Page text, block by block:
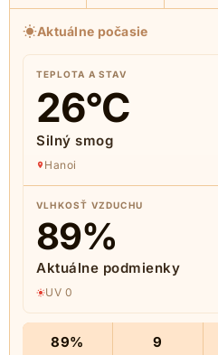
Aktuálne počasie
TEPLOTA A STAV
26°C
Silný smog
Hanoi
VLHKOSŤ VZDUCHU
89%
Aktuálne podmienky
UV 0
89% 9